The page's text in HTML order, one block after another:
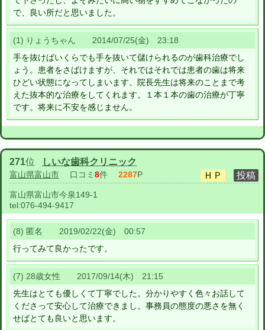
で、良い所だと思いました。
(1) りょうちゃん 2014/07/25(金) 23:18
手を抜けばいくらでも手を抜いて儲けられるのが歯科治療でし
ょう。患者をさばけますが、それではそれでは患者の歯は将来
ひどい状態になってしまいます。院長先生は将来のことまで考
えた抜本的な治療をしてくれます。１本１本の歯の治療が丁寧
です。将来に不安を感じません。
271位 しいな歯科クリニック
富山県富山市 口コミ 8件 2287P
富山県富山市今泉149-1
tel:076-494-9417
(8) 匿名 2019/02/22(金) 00:57
行ってみて良かったです。
(7) 28歳女性 2017/09/14(木) 21:15
先生はとても優しくて丁寧でした。分かりやすく色々お話して
くださって安心して治療できまし。事務員の態度の悪さを無く
せばとても良いと思います。